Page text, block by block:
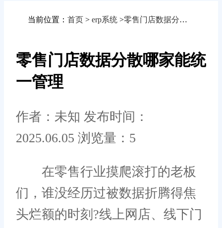
当前位置： 首页 > erp系统 >零售门店数据分散哪家能统一管理
零售门店数据分散哪家能统
一管理
作者：未知 发布时间：
2025.06.05 浏览量：5
在零售行业摸爬滚打的老板
们，谁没经历过被数据折腾得焦
头烂额的时刻?线上网店、线下门